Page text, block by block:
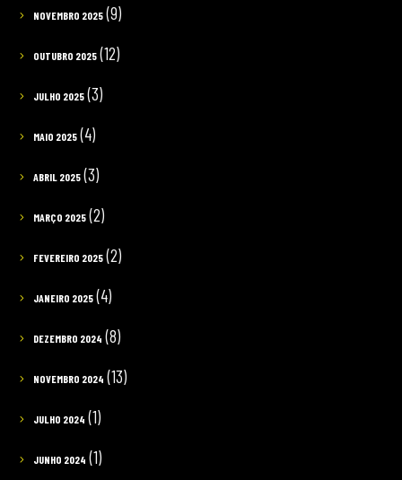
NOVEMBRO 2025(9)
OUTUBRO 2025(12)
JULHO 2025(3)
MAIO 2025(4)
ABRIL 2025(3)
MARÇO 2025(2)
FEVEREIRO 2025(2)
JANEIRO 2025(4)
DEZEMBRO 2024 (8)
NOVEMBRO 2024 (13)
JULHO 2024 (1)
JUNHO 2024 (1)